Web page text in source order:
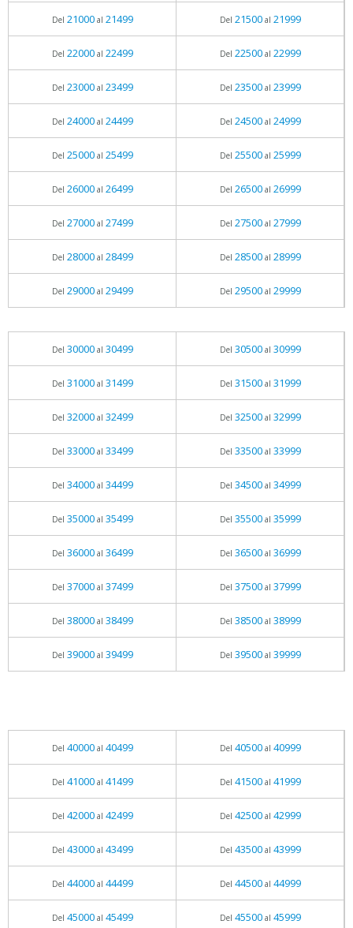
Del 21000al 21499 Del 21500al 21999
Del 22000al 22499 Del 22500al 22999
Del 23000al 23499 Del 23500al 23999
Del 24000al 24499 Del 24500al 24999
Del 25000al 25499 Del 25500al 25999
Del 26000al 26499 Del 26500al 26999
Del 27000al 27499 Del 27500al 27999
Del 28000al 28499 Del 28500al 28999
Del 29000al 29499 Del 29500al 29999
Del 30000al 30499 Del 30500al 30999
Del 31000al 31499 Del 31500al 31999
Del 32000al 32499 Del 32500al 32999
Del 33000al 33499 Del 33500al 33999
Del 34000al 34499 Del 34500al 34999
Del 35000al 35499 Del 35500al 35999
Del 36000al 36499 Del 36500al 36999
Del 37000al 37499 Del 37500al 37999
Del 38000al 38499 Del 38500al 38999
Del 39000al 39499 Del 39500al 39999
Del 40000al 40499 Del 40500al 40999
Del 41000al 41499 Del 41500al 41999
Del 42000al 42499 Del 42500al 42999
Del 43000al 43499 Del 43500al 43999
Del 44000al 44499 Del 44500al 44999
Del 45000al 45499 Del 45500al 45999